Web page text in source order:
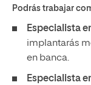
Podrás trabajar
Especialista
implantarás
en banca.
Especialista